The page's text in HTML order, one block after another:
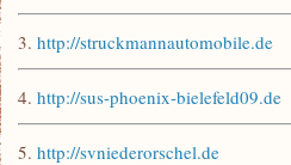
3. http://struckmannautomobile.de
4. http://sus-phoenix-bielefeld09.de
5. http://svniederorschel.de